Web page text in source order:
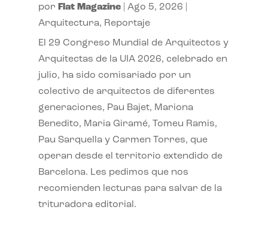
por Flat Magazine| Ago 5, 2026
Arquitectura, Reportaje
El 29 Congreso Mundial de Arquitectos y
Arquitectas de la UIA 2026, celebrado en
julio, ha sido comisariado por un
colectivo de arquitectos de diferentes
generaciones, Pau Bajet, Mariona
Benedito, Maria Giramé, Tomeu Ramis,
Pau Sarquella y Carmen Torres, que
operan desde el territorio extendido de
Barcelona. Les pedimos que nos
recomienden lecturas para salvar de la
trituradora editorial.